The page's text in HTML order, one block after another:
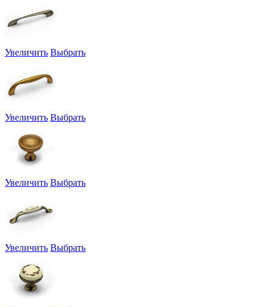
Увеличить Выбрать
Увеличить Выбрать
Увеличить Выбрать
Увеличить Выбрать